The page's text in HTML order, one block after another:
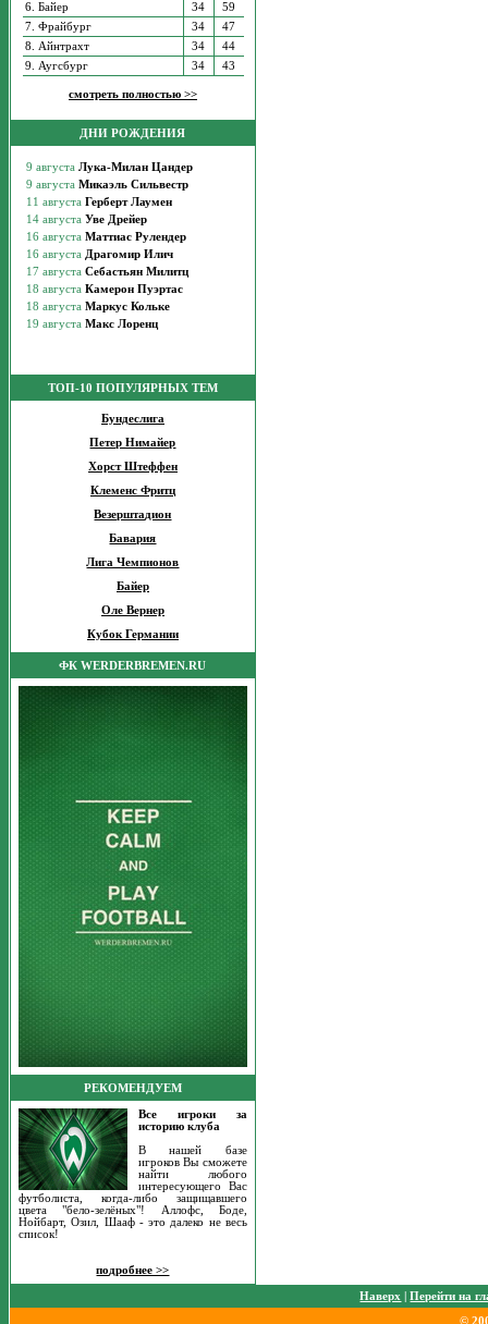
6. Байер
34
59
7. Фрайбург
34
47
8. Айнтрахт
34
44
9. Аугсбург
34 43
смотреть полностью >>
ДНИ РОЖДЕНИЯ
ТОП-10 ПОПУЛЯРНЫХ ТЕМ
Бундеслига
Петер Нимайер
Хорст Штеффен
Клеменс Фритц
Везерштадион
Бавария
Лига Чемпионов
Байер
Оле Вернер
Кубок Германии
ФК WERDERBREMEN.RU
РЕКОМЕНДУЕМ
Все игроки за
историю клуба
В нашей базе
игроков Вы сможете
найти любого
интересующего Вас
футболиста, когда-либо защищавшего
цвета "бело-зелёных"! Аллофс, Боде,
Нойбарт, Озил, Шааф - это далеко не весь
список!
подробнее >>
Наверх |Перейти на
©